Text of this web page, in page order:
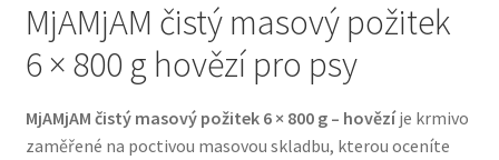
Veterinární dieta pro kočky
Vše pro psy — Krmivo, doplňky, vybavení
Boudy a výběhy
MjAMjAM čistý masový požitek
6 × 800 g hovězí pro psy
MjAMjAM čistý masový požitek 6 × 800 g – hovězíje krmivo
zaměřené na poctivou masovou skladbu, kterou oceníte